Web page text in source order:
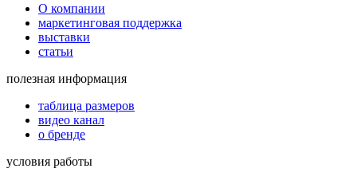
О компании
маркетинговая поддержка
выставки
статьи
полезная информация
таблица размеров
видео канал
о бренде
условия работы